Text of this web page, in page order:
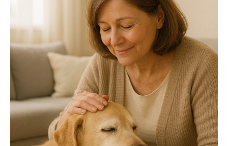
SHOPPING GUIDE
ショッピングガイド
お知らせ
CONTENTS
コンテンツ